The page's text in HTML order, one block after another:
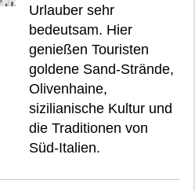
Urlauber sehr
bedeutsam. Hier
genießen Touristen
goldene Sand-Strände,
Olivenhaine,
sizilianische Kultur und
die Traditionen von
Süd-Italien.